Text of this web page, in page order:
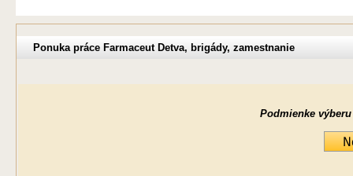
Ponuka práce Farmaceut Detva, brigády, zamestnanie
Podmienke výberu